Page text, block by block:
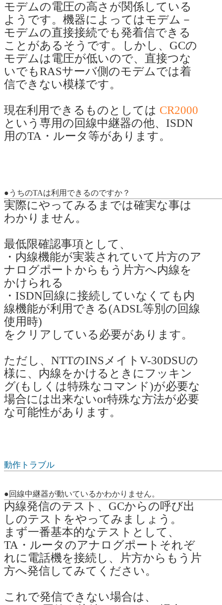
モデムの電圧の高さが関係している
ようです。機器によってはモデム－
モデムの直接接続でも発着信できる
ことがあるそうです。しかし、GCの
モデムは電圧が低いので、直接つな
いでもRASサーバ側のモデムでは着
信できない模様です。
現在利用できるものとしては CR2000
という専用の回線中継器の他、ISDN
用のTA・ルータ等があります。
●うちのTAは利用できるのですか？
実際にやってみるまでは確実な事は
わかりません。
最低限確認事項として、
・内線機能が実装されていて片方のア
ナログポートからもう片方へ内線を
かけられる
・ISDN回線に接続していなくても内
線機能が利用できる(ADSL等別の回線
使用時)
をクリアしている必要があります。
ただし、NTTのINSメイトV-30DSUの
様に、内線をかけるときにフッキン
グ(もしくは特殊なコマンド)が必要な
場合には出来ないor特殊な方法が必要
な可能性があります。
動作トラブル
●回線中継器が動いているかわかりません。
内線発信のテスト、GCからの呼び出
しのテストをやってみましょう。
まず一番基本的なテストとして、
TA・ルータのアナログポートそれぞ
れに電話機を接続し、片方からもう片
方へ発信してみてください。
これで発信できない場合は、